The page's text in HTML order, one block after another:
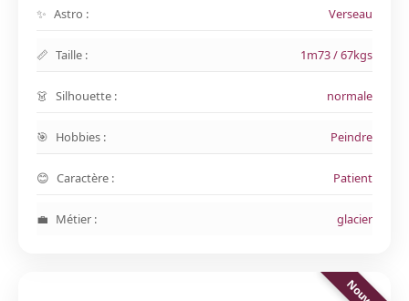
Astro : Verseau
Taille : 1m73 / 67kgs
Silhouette : normale
Hobbies : Peindre
Caractère : Patient
Métier : glacier